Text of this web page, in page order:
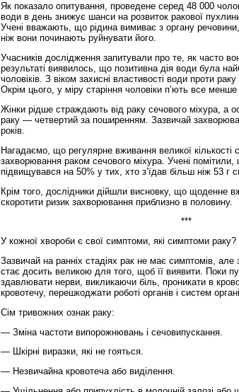
Як показало опитування, проведене серед 48 000
води в день знижує шанси на розвиток ракової
Учені вважають, що рідина вимиває з органу
ніж вони починають руйнувати його.
Учасників дослідження запитували про те, як часто
результаті виявилось, що позитивна дія води була
чоловіків. З віком захисні властивості води проти
Окрім цього, у міру старіння чоловіки п’ють все
Жінки рідше страждають від раку сечового міхура, а
раку — четвертий за поширенням. Зазвичай
років.
Нагадаємо, що регулярне вживання великої
захворювання раком сечового міхура. Учені
підвищувався на 50% у тих, хто з’їдав більш ніж 53 г
Крім того, дослідники дійшли висновку, що щоденне
скоротити ризик захворювання приблизно в половину.
***
У кожної хвороби є свої симптоми, які симптоми раку?
Зазвичай на ранніх стадіях рак не має симптомів, але
стає досить великою для того, щоб її виявити. Поки
здавлювати нерви, викликаючи біль, проникати в
кровотечу, перешкоджати роботі органів і систем
Сім тривожних ознак раку:
— Зміна частоти випорожнювань і сечовипускання.
— Шкірні виразки, які не гояться.
— Незвичайна кровотеча або виділення.